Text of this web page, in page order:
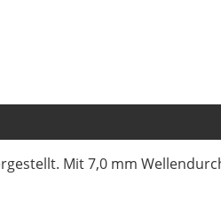
Mit 7,0 mm